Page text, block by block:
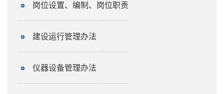
岗位设置、编制、岗位职责
建设运行管理办法
仪器设备管理办法